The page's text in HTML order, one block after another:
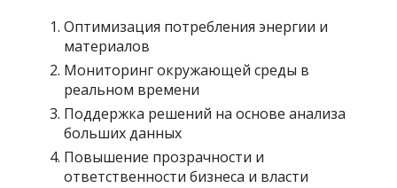
Оптимизация потребления энергии и
материалов
Мониторинг окружающей среды в
реальном времени
Поддержка решений на основе анализа
больших данных
Повышение прозрачности и
ответственности бизнеса и власти